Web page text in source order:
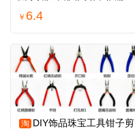
顶切钳子
￥ 6.4
淘 DIY饰品珠宝工具钳子剪